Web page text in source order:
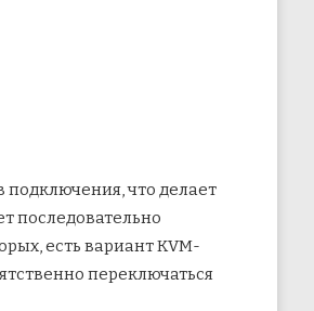
подключения, что делает
последовательно
есть вариант KVM-
переключаться